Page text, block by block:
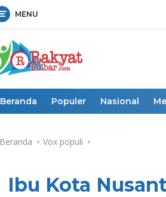
MENU
Beranda Populer Nasional
Beranda Vox populi
Ibu Kota